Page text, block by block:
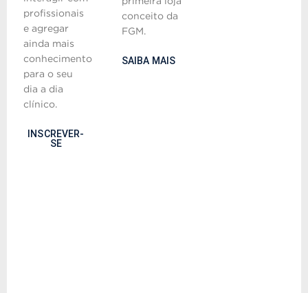
profissionais
e agregar
ainda mais
conhecimento
para o seu
dia a dia
clínico.
INSCREVER-
SE
conceito da
FGM.
SAIBA MAIS